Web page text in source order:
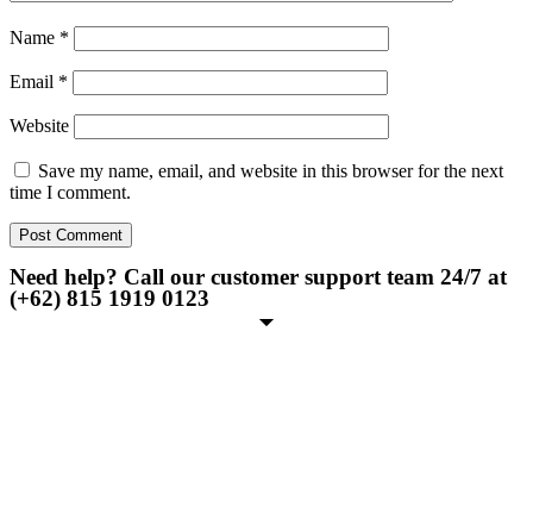
Name *
Email *
Website
Save my name, email, and website in this browser for the next
time I comment.
Need help? Call our customer support team 24/7 at
(+62) 815 1919 0123